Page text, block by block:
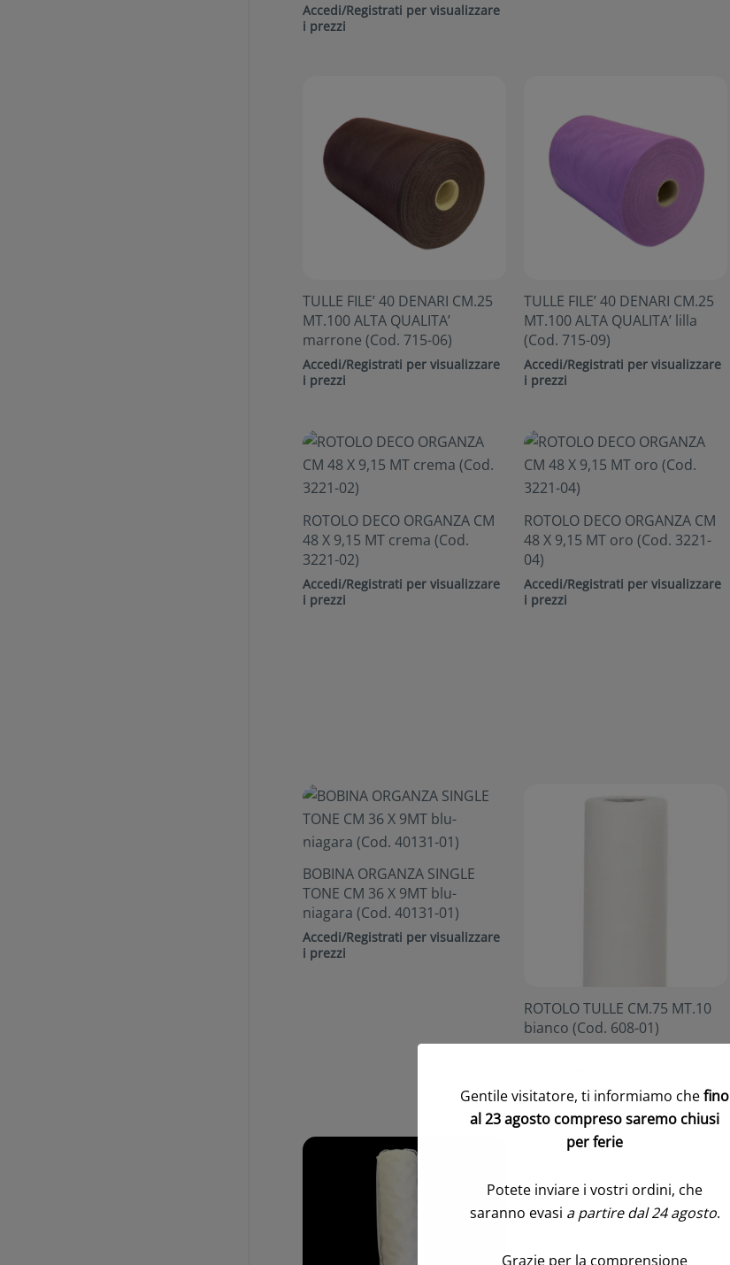
Accedi/Registrati per visualizzare
i prezzi
TULLE FILE’ 40 DENARI CM.25
MT.100 ALTA QUALITA’
marrone (Cod. 715-06)
Accedi/Registrati per visualizzare
i prezzi
TULLE FILE’ 40 DENARI CM.25
MT.100 ALTA QUALITA’ lilla
(Cod. 715-09)
Accedi/Registrati per visualizzare
i prezzi
ROTOLO DECO ORGANZA CM
48 X 9,15 MT crema (Cod.
3221-02)
Accedi/Registrati per visualizzare
i prezzi
ROTOLO DECO ORGANZA CM
48 X 9,15 MT oro (Cod. 3221-
04)
Accedi/Registrati per visualizzare
i prezzi
BOBINA ORGANZA SINGLE
TONE CM 36 X 9MT blu-
niagara (Cod. 40131-01)
Accedi/Registrati per visualizzare
i prezzi
ROTOLO TULLE CM.75 MT.10
bianco (Cod. 608-01)
i prezzi
ROTOLO DECO ORGANZA CM
Gentile visitatore, ti informiamo chefino
al 23 agosto compreso saremo chiusi
per ferie
Potete inviare i vostri ordini, che
saranno evasi a partire dal 24 agosto.
Grazie per la comprensione